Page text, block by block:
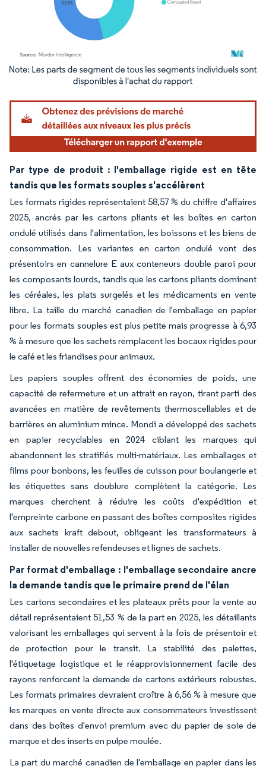
Image © Mordor Intelligence. La réutilisation nécessite une attribution sous CC BY
Par type de produit : l'emballage rigide est en tête
tandis que les formats souples s'accélèrent
Les formats rigides représentaient 58,57 % du chiffre d'affaires
2025, ancrés par les cartons pliants et les boîtes en carton
ondulé utilisés dans l'alimentation, les boissons et les biens de
consommation. Les variantes en carton ondulé vont des
présentoirs en cannelure E aux conteneurs double paroi pour
les composants lourds, tandis que les cartons pliants dominent
les céréales, les plats surgelés et les médicaments en vente
libre. La taille du marché canadien de l'emballage en papier
pour les formats souples est plus petite mais progresse à 6,93
% à mesure que les sachets remplacent les bocaux rigides pour
le café et les friandises pour animaux.
Les papiers souples offrent des économies de poids, une
capacité de refermeture et un attrait en rayon, tirant parti des
avancées en matière de revêtements thermoscellables et de
barrières en aluminium mince. Mondi a développé des sachets
en papier recyclables en 2024 ciblant les marques qui
abandonnent les stratifiés multi-matériaux. Les emballages et
films pour bonbons, les feuilles de cuisson pour boulangerie et
les étiquettes sans doublure complètent la catégorie. Les
marques cherchent à réduire les coûts d'expédition et
l'empreinte carbone en passant des boîtes composites rigides
aux sachets kraft debout, obligeant les transformateurs à
installer de nouvelles refendeuses et lignes de sachets.
Par format d'emballage : l'emballage secondaire ancre
la demande tandis que le primaire prend de l'élan
Les cartons secondaires et les plateaux prêts pour la vente au
détail représentaient 51,53 % de la part en 2025, les détaillants
valorisant les emballages qui servent à la fois de présentoir et
de protection pour le transit. La stabilité des palettes,
l'étiquetage logistique et le réapprovisionnement facile des
rayons renforcent la demande de cartons extérieurs robustes.
Les formats primaires devraient croître à 6,56 % à mesure que
les marques en vente directe aux consommateurs investissent
dans des boîtes d'envoi premium avec du papier de soie de
marque et des inserts en pulpe moulée.
La part du marché canadien de l'emballage en papier dans les